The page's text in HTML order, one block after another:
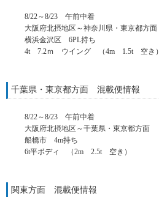
8/22～8/23 午前中着
大阪府北摂地区～神奈川県・東京都方面
横浜金沢区 6PL持ち
4t 7.2ｍ ウイング （4m 1.5t 空き）
千葉県・東京都方面 混載便情報
8/22～8/23 午前中着
大阪府北摂地区～千葉県・東京都方面
船橋市 4m持ち
6t平ボディ （2m 2.5t 空き）
関東方面 混載便情報